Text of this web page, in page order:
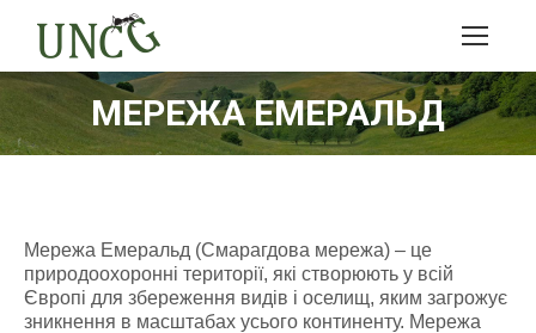
МЕРЕЖА ЕМЕРАЛЬД
Мережа Емеральд (Смарагдова мережа) – це
природоохоронні території, які створюють у всій
Європі для збереження видів і оселищ, яким загрожує
зникнення в масштабах усього континенту. Мережа